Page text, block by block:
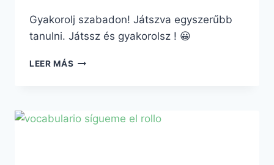
Gyakorolj szabadon! Játszva egyszerűbb
tanulni. Játssz és gyakorolsz ! 😀
LEER MÁS SOPA
LA
CASA